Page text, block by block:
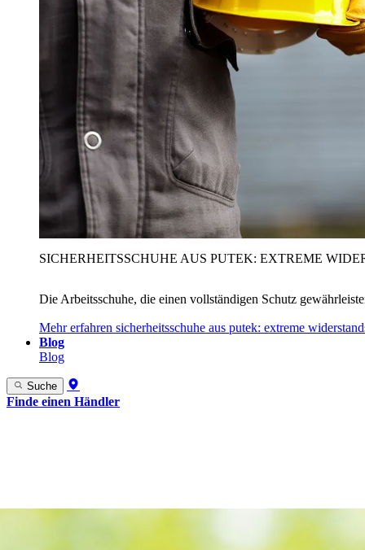
SICHERHEITSSCHUHE AUS PUTEK: EXTREME
Die Arbeitsschuhe, die einen vollständigen Schutz
Mehr erfahren sicherheitsschuhe aus putek: extreme
Blog
Blog
Suche
Finde einen Händler